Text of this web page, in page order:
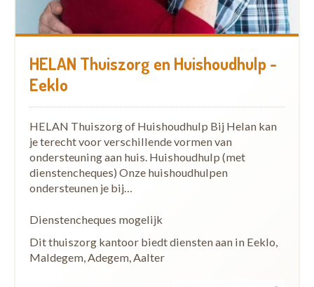
HELAN Thuiszorg en Huishoudhulp -
Eeklo
HELAN Thuiszorg of Huishoudhulp Bij Helan kan
je terecht voor verschillende vormen van
ondersteuning aan huis. Huishoudhulp (met
dienstencheques) Onze huishoudhulpen
ondersteunen je bij…
Dienstencheques mogelijk
Dit thuiszorg kantoor biedt diensten aan in Eeklo,
Maldegem, Adegem, Aalter